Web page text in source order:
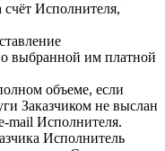
Исполнителя,
выбранной им платной
объеме, если
Заказчиком не выслан
mail Исполнителя.
Исполнитель